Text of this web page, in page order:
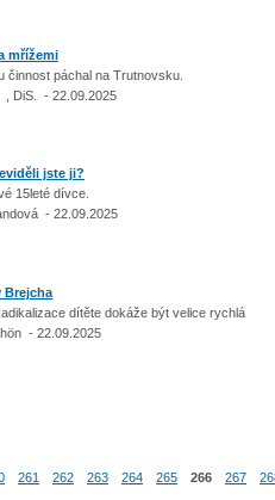
mřížemi
činnost páchal na Trutnovsku.
DiS. - 22.09.2025
jste ji?
15leté dívce.
- 22.09.2025
Brejcha
dítěte dokáže být velice rychlá
- 22.09.2025
261 262 263 264 265 266 267